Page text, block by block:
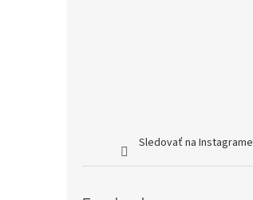
Sledovať na Instagrame